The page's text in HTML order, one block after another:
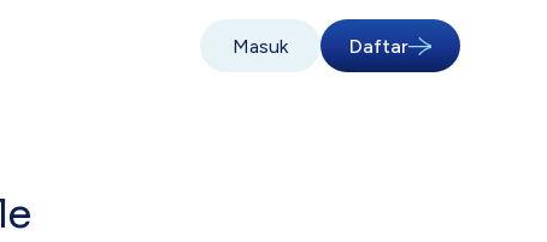
Masuk Daftar